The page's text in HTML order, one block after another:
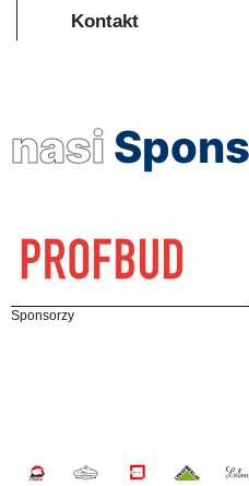
Kontakt
nasi
Sponsorzy